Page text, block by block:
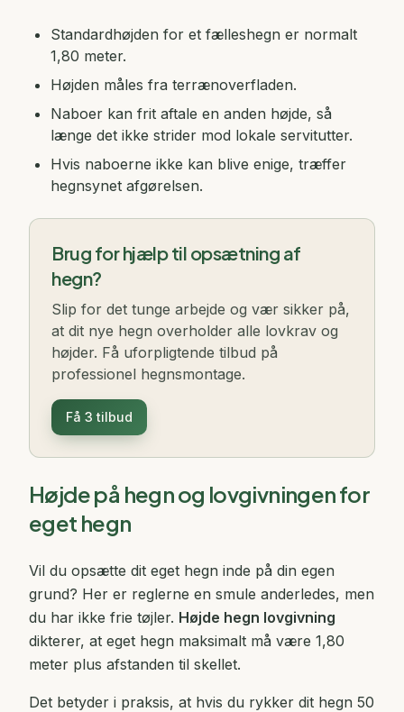
Standardhøjden for et fælleshegn er normalt
1,80 meter.
Højden måles fra terrænoverfladen.
Naboer kan frit aftale en anden højde, så
længe det ikke strider mod lokale servitutter.
Hvis naboerne ikke kan blive enige, træffer
hegnsynet afgørelsen.
Brug for hjælp til opsætning af
hegn?
Slip for det tunge arbejde og vær sikker på,
at dit nye hegn overholder alle lovkrav og
højder. Få uforpligtende tilbud på
professionel hegnsmontage.
Få 3 tilbud
Højde på hegn og lovgivningen for
eget hegn
Vil du opsætte dit eget hegn inde på din egen
grund? Her er reglerne en smule anderledes, men
du har ikke frie tøjler. Højde hegn lovgivning
dikterer, at eget hegn maksimalt må være 1,80
meter plus afstanden til skellet.
Det betyder i praksis, at hvis du rykker dit hegn 50